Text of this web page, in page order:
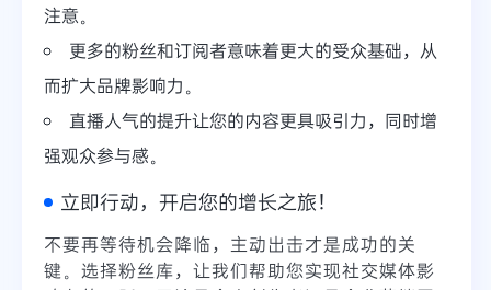
注意。
更多的粉丝和订阅者意味着更大的受众基础，从
而扩大品牌影响力。
直播人气的提升让您的内容更具吸引力，同时增
强观众参与感。
立即行动，开启您的增长之旅！
不要再等待机会降临，主动出击才是成功的关
键。选择粉丝库，让我们帮助您实现社交媒体影